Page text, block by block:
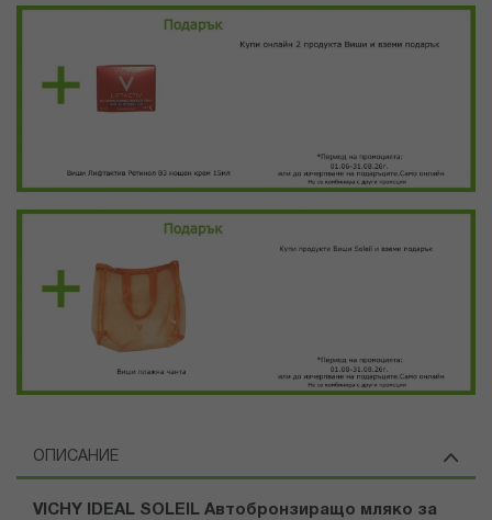
ОПИСАНИЕ
VICHY IDEAL SOLEIL Автобронзиращо мляко за